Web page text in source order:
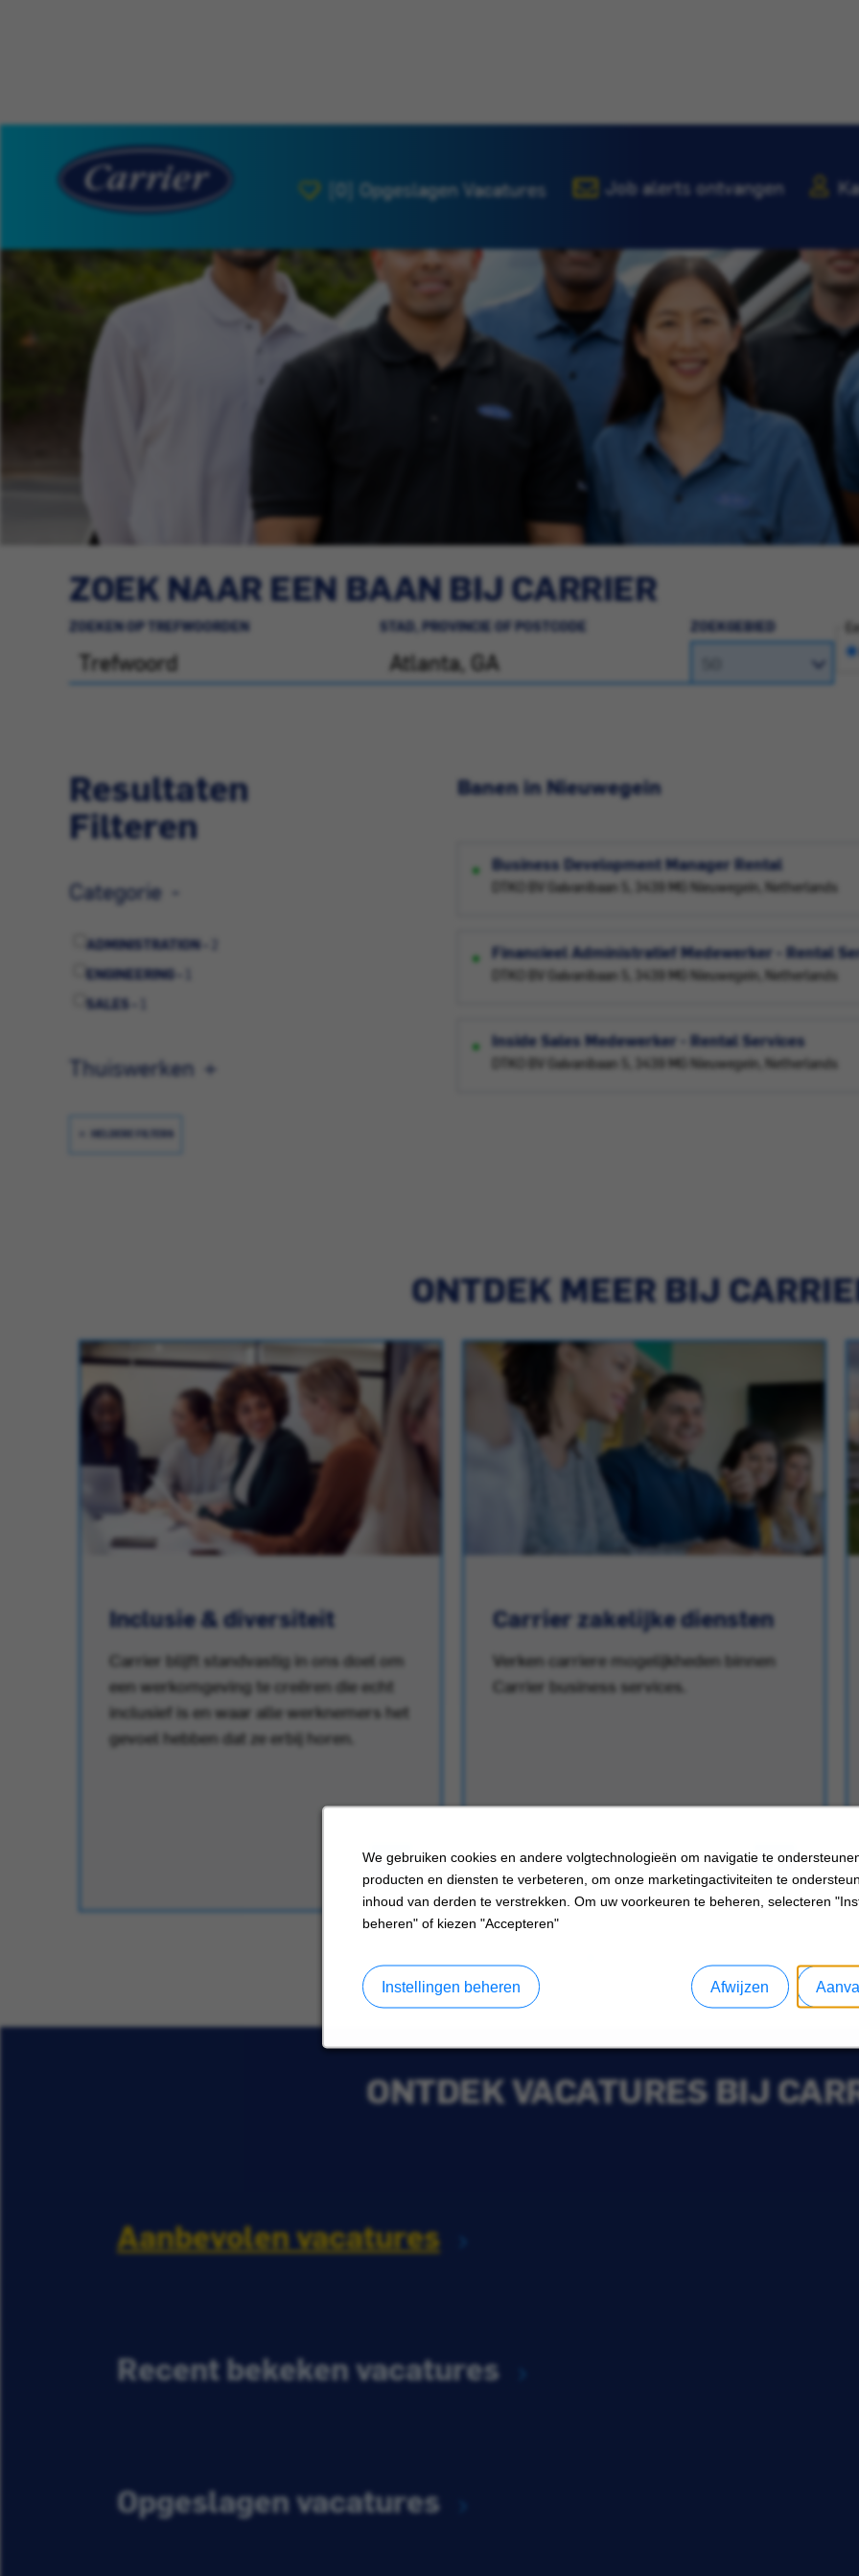
We gebruiken cookies en andere volgtechnologieën om navigatie te
producten en diensten te verbeteren, om onze marketingactiviteiten te
inhoud van derden te verstrekken. Om uw voorkeuren te beheren, selecteren
beheren" of kiezen "Accepteren"
Afwijzen
Instellingen beheren
[0] Opgeslagen Vacatures Job alerts ontvangen
ZOEK NAAR EEN BAAN BIJ CARRIER
ZOEKEN OP TREFWOORDEN STAD, PROVINCIE OF POSTCODE ZOEKGEBIED
Resultaten
Filteren
Categorie
ADMINISTRATION -
ENGINEERING -
SALES -
Thuiswerken
HELDERE FILTERS
Banen in Nieuwegein
Business Development Manager Rental
DTKO BV Galvanibaan 5, 3439 MG Nieuwegein, Netherlands
Financieel Administratief Medewerker - Rental
DTKO BV Galvanibaan 5, 3439 MG Nieuwegein, Netherlands
Inside Sales Medewerker - Rental Services
DTKO BV Galvanibaan 5, 3439 MG Nieuwegein, Netherlands
ONTDEK MEER BIJ
Inclusie & diversiteit
Carrier blijft standvastig in ons doel om
een werkomgeving te creëren die echt
inclusief is en waar alle werknemers het
gevoel hebben dat ze erbij horen.
Carrier zakelijke diensten
Verken carriere mogelijkheden binnen
Carrier business services.
ONTDEK VACATURES BIJ
Aanbevolen vacatures
Recent bekeken vacatures
Opgeslagen vacatures